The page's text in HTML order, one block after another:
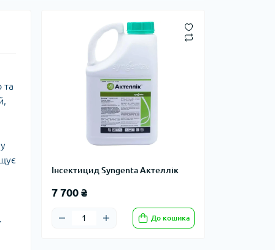
Інсектицид Syngenta Актеллік
7 700 ₴
До кошика
та